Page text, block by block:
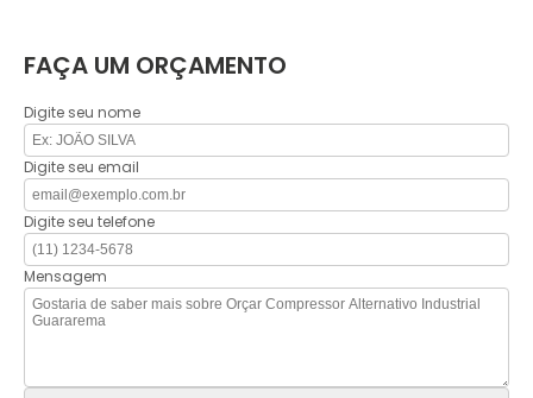
FAÇA UM ORÇAMENTO
Digite seu nome
Digite seu email
Digite seu telefone
Mensagem